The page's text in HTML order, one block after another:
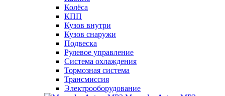
Колёса
КПП
Кузов внутри
Кузов снаружи
Подвеска
Рулевое управление
Система охлаждения
Тормозная система
Трансмиссия
Электрооборудование